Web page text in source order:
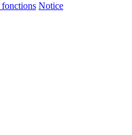
Notice